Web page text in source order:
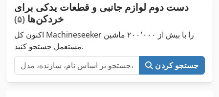
دست دوم لوازم جانبی و قطعات یدکی برای
خردکن‌ها (۵)
اکنون کل Machineseeker را با بیش از ۲۰۰٬۰۰۰ ماشین
مستعمل جستجو کنید.
جستجو کردن